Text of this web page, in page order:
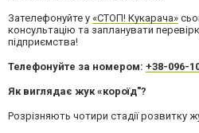
Зателефонуйте у «СТОП! Кукарача»
консультацію та запланувати
підприємства!
Телефонуйте за номером: +38-096-
Як виглядає жук «короїд"?
Розрізняють чотири стадії розвитку